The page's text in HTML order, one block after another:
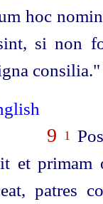
hoc
si non
consilia."
9 1
et primam
patres